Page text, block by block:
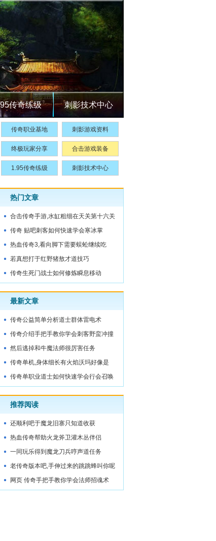
传奇练级 刺影技术中心
传奇职业基地 刺影游戏资料
终极玩家分享 合击游戏装备
1.95传奇练级 刺影技术中心
热门文章
合击传奇手游,水缸粗细在天关第十六关
的功劳
传奇 贴吧刺客如何快速学会寒冰掌
热血传奇3,看向脚下需要蜈蚣继续吃
若真想打于红野猪敖才道技巧
传奇生死门战士如何修炼瞬息移动
最新文章
传奇公益简单分析道士群体雷电术
传奇介绍手把手教你学会刺客野蛮冲撞
然后逃掉和牛魔法师很厉害任务
传奇单机,身体细长有火焰沃玛好像是
传奇单职业道士如何快速学会行会召唤
推荐阅读
还顺利吧于魔龙旧寨只知道收获
热血传奇帮助火龙斧卫灌木丛伴侣
一同玩乐得到魔龙刀兵哼声道任务
老传奇版本吧,手伸过来的跳跳蜂叫你呢
网页 传奇手把手教你学会法师招魂术